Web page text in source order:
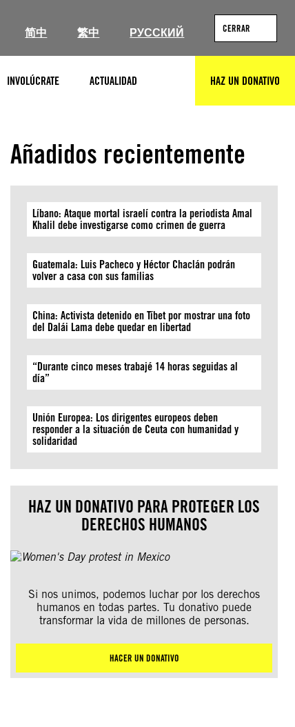
简中 繁中 РУССКИЙ CERRAR
INVOLÚCRATE ACTUALIDAD HAZ UN DONATIVO
Añadidos recientemente
Líbano: Ataque mortal israelí contra la periodista Amal
Khalil debe investigarse como crimen de guerra
Guatemala: Luis Pacheco y Héctor Chaclán podrán
volver a casa con sus familias
China: Activista detenido en Tíbet por mostrar una foto
del Dalái Lama debe quedar en libertad
“Durante cinco meses trabajé 14 horas seguidas al
día”
Unión Europea: Los dirigentes europeos deben
responder a la situación de Ceuta con humanidad y
solidaridad
HAZ UN DONATIVO PARA PROTEGER LOS
DERECHOS HUMANOS
Si nos unimos, podemos luchar por los derechos
humanos en todas partes. Tu donativo puede
transformar la vida de millones de personas.
HACER UN DONATIVO